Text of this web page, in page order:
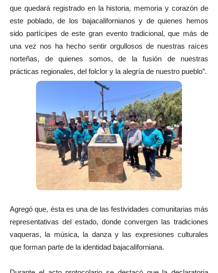
que quedará registrado en la historia, memoria y corazón de
este poblado, de los bajacalifornianos y de quienes hemos
sido partícipes de este gran evento tradicional, que más de
una vez nos ha hecho sentir orgullosos de nuestras raíces
norteñas, de quienes somos, de la fusión de nuestras
prácticas regionales, del folclor y la alegría de nuestro pueblo”.
Agregó que, ésta es una de las festividades comunitarias más
representativas del estado, donde convergen las tradiciones
vaqueras, la música, la danza y las expresiones culturales
que forman parte de la identidad bajacaliforniana.